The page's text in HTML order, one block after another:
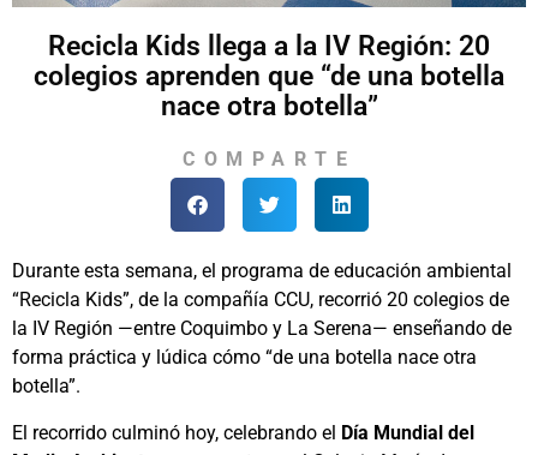
Recicla Kids llega a la IV Región: 20
colegios aprenden que “de una botella
nace otra botella”
COMPARTE
Durante esta semana, el programa de educación ambiental
“Recicla Kids”, de la compañía CCU, recorrió 20 colegios de
la IV Región —entre Coquimbo y La Serena— enseñando de
forma práctica y lúdica cómo “de una botella nace otra
botella”.
El recorrido culminó hoy, celebrando el Día Mundial del